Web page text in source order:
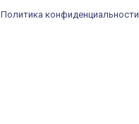
Политика конфиденциальности